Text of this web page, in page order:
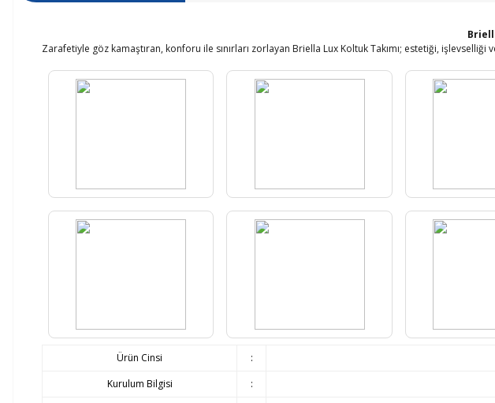
Zarafetiyle göz kamaştıran, konforu ile sınırları zorlayan Briella Lux Koltuk Takımı; estetiği,
Ürün Cinsi :
Kurulum Bilgisi
: